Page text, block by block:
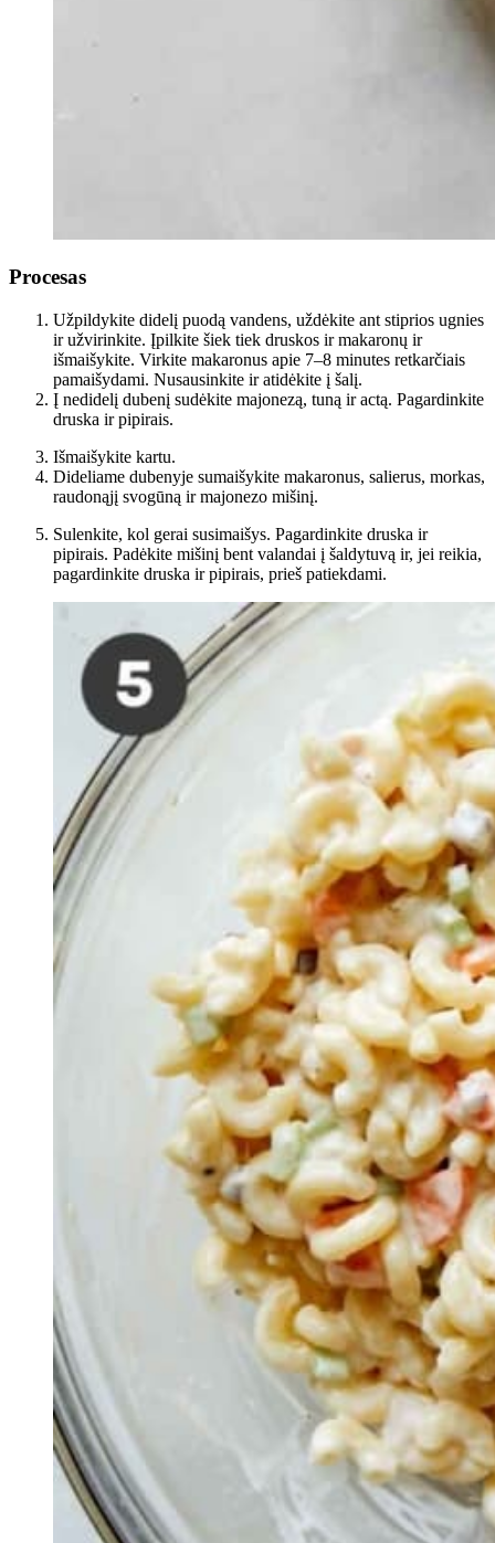
Procesas
Užpildykite didelį puodą vandens, uždėkite ant stiprios ugnies
ir užvirinkite. Įpilkite šiek tiek druskos ir makaronų ir
išmaišykite. Virkite makaronus apie 7–8 minutes retkarčiais
pamaišydami. Nusausinkite ir atidėkite į šalį.
Į nedidelį dubenį sudėkite majonezą, tuną ir actą. Pagardinkite
druska ir pipirais.
Išmaišykite kartu.
Dideliame dubenyje sumaišykite makaronus, salierus, morkas,
raudonąjį svogūną ir majonezo mišinį.
Sulenkite, kol gerai susimaišys. Pagardinkite druska ir
pipirais. Padėkite mišinį bent valandai į šaldytuvą ir, jei reikia,
pagardinkite druska ir pipirais, prieš patiekdami.